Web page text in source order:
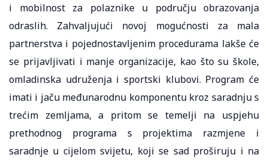
i mobilnost za polaznike u području obrazovanja
odraslih. Zahvaljujući novoj mogućnosti za mala
partnerstva i pojednostavljenim procedurama lakše će
se prijavljivati i manje organizacije, kao što su škole,
omladinska udruženja i sportski klubovi. Program će
imati i jaču međunarodnu komponentu kroz saradnju s
trećim zemljama, a pritom se temelji na uspjehu
prethodnog programa s projektima razmjene i
saradnje u cijelom svijetu, koji se sad proširuju i na